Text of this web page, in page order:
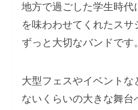
地⽅で過ごした学⽣時代
を味わわせてくれたスサ
ずっと⼤切なバンドです。
⼤型フェスやイベント
ないくらいの⼤きな舞